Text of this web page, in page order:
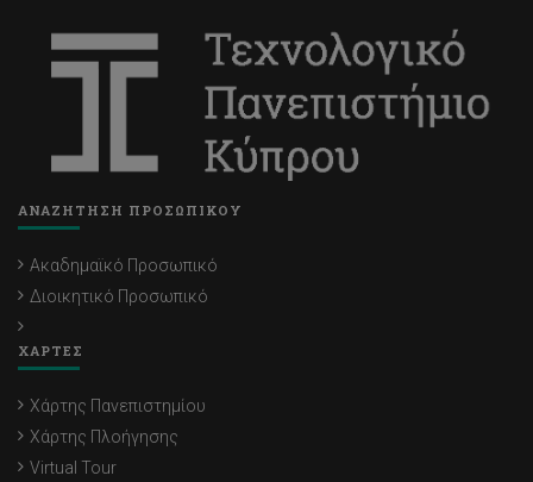
ΑΝΑΖΗΤΗΣΗ ΠΡΟΣΩΠΙΚΟΥ
Ακαδημαϊκό Προσωπικό
Διοικητικό Προσωπικό
ΧΑΡΤΕΣ
Χάρτης Πανεπιστημίου
Χάρτης Πλοήγησης
Virtual Tour